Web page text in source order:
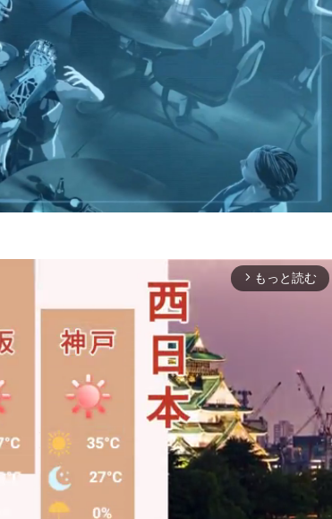
arrow_forward_ios もっと読む